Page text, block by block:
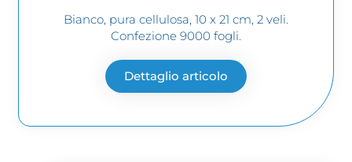
Bianco, pura cellulosa, 10 x 21 cm, 2 veli.
Confezione 9000 fogli.
Dettaglio articolo